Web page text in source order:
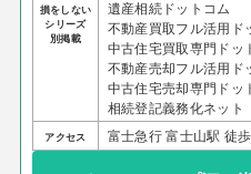
損をしない
シリーズ
別掲載
遺産相続ドットコム
不動産買取フル活用ド
中古住宅買取専門ドッ
不動産売却フル活用ド
中古住宅売却専門ドッ
相続登記義務化ネット
アクセス 富士急行 富士山駅 徒